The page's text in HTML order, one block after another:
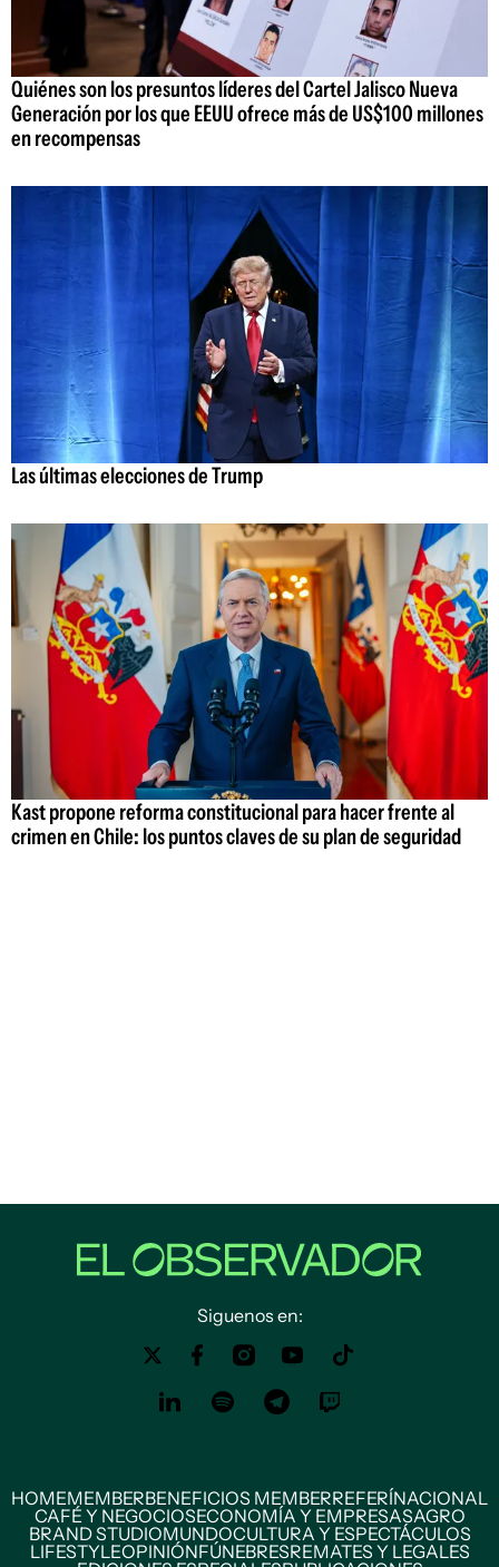
Quiénes son los presuntos líderes del Cartel Jalisco Nueva
Generación por los que EEUU ofrece más de US$100 millones
en recompensas
Las últimas elecciones de Trump
Kast propone reforma constitucional para hacer frente al
crimen en Chile: los puntos claves de su plan de seguridad
Siguenos en:
HOMEMEMBERBENEFICIOS MEMBERREFERÍNACIONAL
CAFÉ Y NEGOCIOSECONOMÍA Y EMPRESASAGRO
BRAND STUDIOMUNDOCULTURA Y ESPECTÁCULOS
LIFESTYLEOPINIÓNFÚNEBRESREMATES Y LEGALES